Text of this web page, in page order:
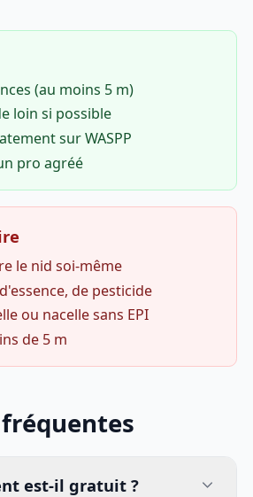
(au moins 5 m)
loin si possible
sur WASPP
pro agréé
le nid soi-même
de pesticide
ou nacelle sans EPI
de 5 m
est-il gratuit ?